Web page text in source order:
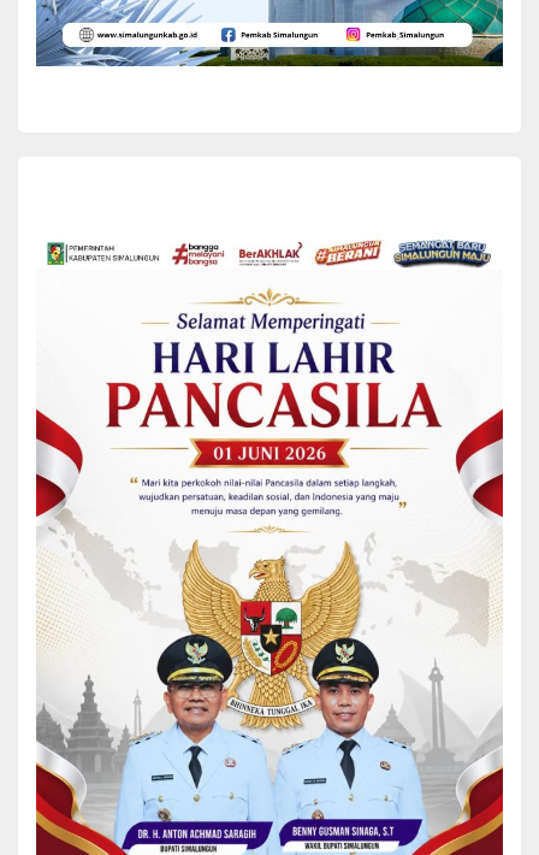
juga diisi dengan kegiatan sosial. Sebanyak 50 siswa SD dan SMP
berprestasi dari keluarga kurang mampu menerima bantuan
kelengkapan sekolah, yang dialokasikan dari dana desa. Hal ini
mengapresiasi kerja sama antara Camat Siantar dan Pangulu
nagori dalam menyelaraskan program dengan kebutuhan
masyarakat, bahkan menyebutkan bahwa Nagori Pamatang
Simalungun menjadi “cermin dari Kabupaten Simalungun”.
Dalam sambutannya, Bupati Simalungun, Dr H Anton Achmad
Saragih menekankan agar kantor baru ini dapat berperan sebagai
sarana yang bermanfaat bagi masyarakat untuk mengurus
berbagai urusan administrasi dan keperluan lainnya. “Saya sangat
mengapresiasi kinerja pemerintah nagori bersama masyarakat
yang membuat acara ini berjalan lancar,” ujarnya.
Bupati juga menjelaskan bahwa anggaran pembangunan kantor
merupakan bagian dari program Pemkab Simalungun. Tahun 2025,
Pemerintah Kabupaten Simalungun mengalokasikan total Rp 5
milyar untuk membangun 25 unit kantor pangulu nagori di wilayah
Simalungun, dengan masing-masing nagori mendapatkan bantuan
Rp 200 juta dari dana bagi hasil pajak/retribusi daerah.
“Kami tetap berkomitmen untuk memberikan bantuan keuangan
kepada pemerintah nagori,” tegasnya, sekaligus mengajak
masyarakat untuk mendukung program pembangunan melalui
dana desa dan transfer lainnya yang bertujuan meningkatkan
ekonomi lokal.